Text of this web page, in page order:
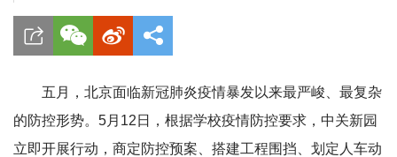
五月，北京面临新冠肺炎疫情暴发以来最严峻、最复杂
的防控形势。5月12日，根据学校疫情防控要求，中关新园
立即开展行动，商定防控预案、搭建工程围挡、划定人车动